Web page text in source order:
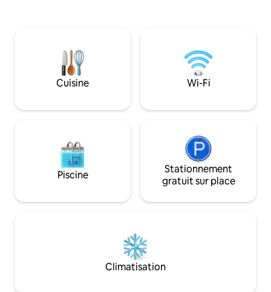
160X200. Terrasse privative avec
barbecue weber.
Cuisine Wi-Fi
Piscine
Stationnement
gratuit sur place
Climatisation